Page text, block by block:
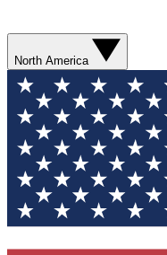
North America